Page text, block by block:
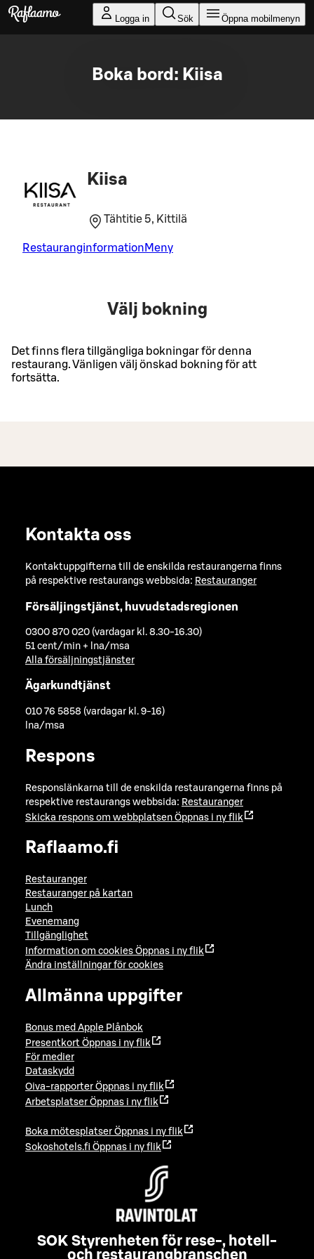
Gå till huvudinnehållet
Logga in Sök Öppna mobilmenyn
Boka bord: Kiisa
Kiisa
Tähtitie 5, Kittilä
Restauranginformation Meny
Välj bokning
Det finns flera tillgängliga bokningar för denna
restaurang. Vänligen välj önskad bokning för att
fortsätta.
Kontakta oss
Kontaktuppgifterna till de enskilda restaurangerna finns
på respektive restaurangs webbsida: Restauranger
Försäljingstjänst, huvudstadsregionen
0300 870 020 (vardagar kl. 8.30-16.30)
51 cent/min + lna/msa
Alla försäljningstjänster
Ägarkundtjänst
010 76 5858 (vardagar kl. 9-16)
lna/msa
Respons
Responslänkarna till de enskilda restaurangerna finns på
respektive restaurangs webbsida: Restauranger
Skicka respons om webbplatsen Öppnas i ny flik
Raflaamo.fi
Restauranger
Restauranger på kartan
Lunch
Evenemang
Tillgänglighet
Information om cookies Öppnas i ny flik
Ändra inställningar för cookies
Allmänna uppgifter
Bonus med Apple Plånbok
Presentkort Öppnas i ny flik
För medier
Dataskydd
Oiva-rapporter Öppnas i ny flik
Arbetsplatser Öppnas i ny flik
Boka mötesplatser Öppnas i ny flik
Sokoshotels.fi Öppnas i ny flik
SOK Styrenheten för rese-, hotell-
och restaurangbranschen